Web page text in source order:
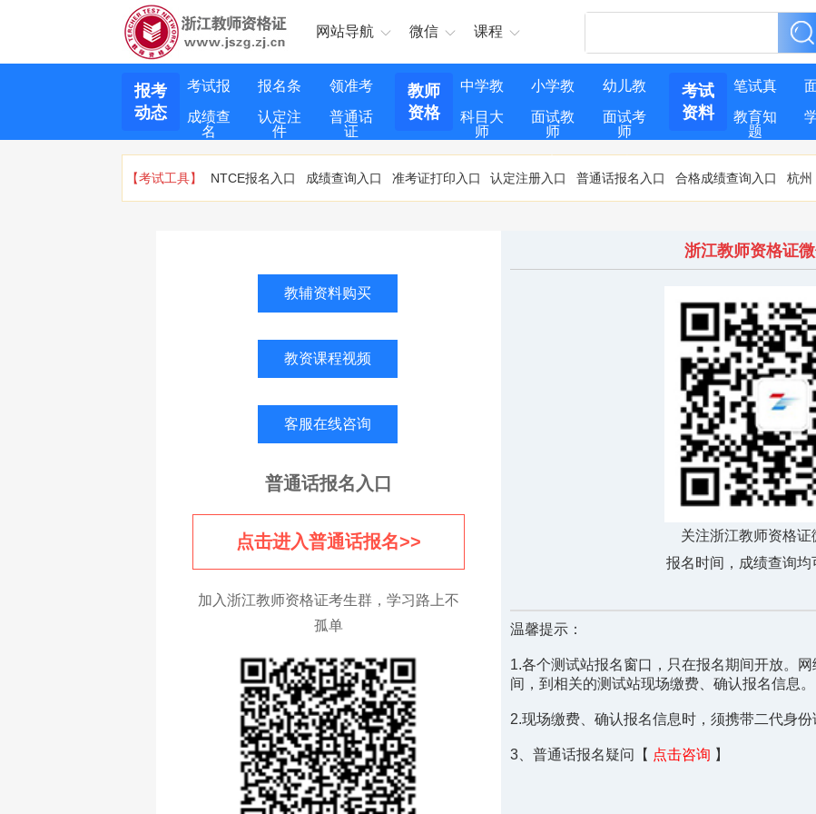
网站导航 微信 课程
报考
动态
考试报
名
报名条
件
领准考
证
成绩查 认定注 普通话
教师
资格
中学教
师
小学教
师
幼儿教
师
科目大 面试教 面试考
考试
资料
笔试真
题
教育知
【考试工具】 NTCE报名入口 成绩查询入口 准考证打印入口 认定注册入口 普通话报名入口 合格成绩查询入口 杭州
教辅资料购买
教资课程视频
客服在线咨询
普通话报名入口
点击进入普通话报名>>
加入浙江教师资格证考生群，学习路上不
孤单
浙江教师资格证
关注浙江教师资格证
报名时间，成绩查询均
温馨提示：
1.各个测试站报名窗口，只在报名期间开放。
间，到相关的测试站现场缴费、确认报名信息。
2.现场缴费、确认报名信息时，须携带二代身
3、普通话报名疑问【 点击咨询 】